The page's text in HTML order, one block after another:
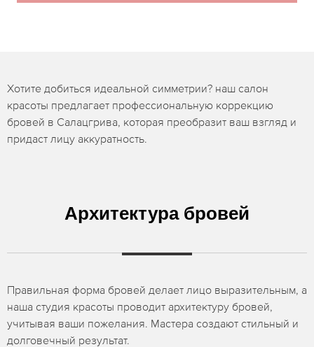
Хотите добиться идеальной симметрии? наш салон
красоты предлагает профессиональную коррекцию
бровей в Салацгрива, которая преобразит ваш взгляд и
придаст лицу аккуратность.
Архитектура бровей
Правильная форма бровей делает лицо выразительным, а
наша студия красоты проводит архитектуру бровей,
учитывая ваши пожелания. Мастера создают стильный и
долговечный результат.